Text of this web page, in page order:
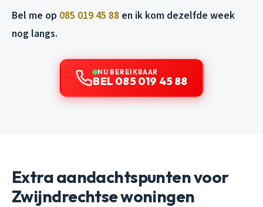
Bel me op 085 019 45 88 en ik kom dezelfde week
nog langs.
NU BEREIKBAAR
BEL 085 019 45 88
Extra aandachtspunten voor
Zwijndrechtse woningen